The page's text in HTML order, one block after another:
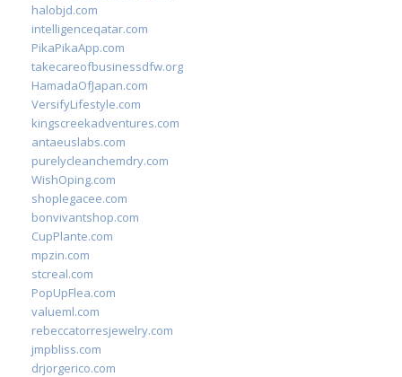
halobjd.com
intelligenceqatar.com
PikaPikaApp.com
takecareofbusinessdfw.org
HamadaOfJapan.com
VersifyLifestyle.com
kingscreekadventures.com
antaeuslabs.com
purelycleanchemdry.com
WishOping.com
shoplegacee.com
bonvivantshop.com
CupPlante.com
mpzin.com
stcreal.com
PopUpFlea.com
valueml.com
rebeccatorresjewelry.com
jmpbliss.com
drjorgerico.com